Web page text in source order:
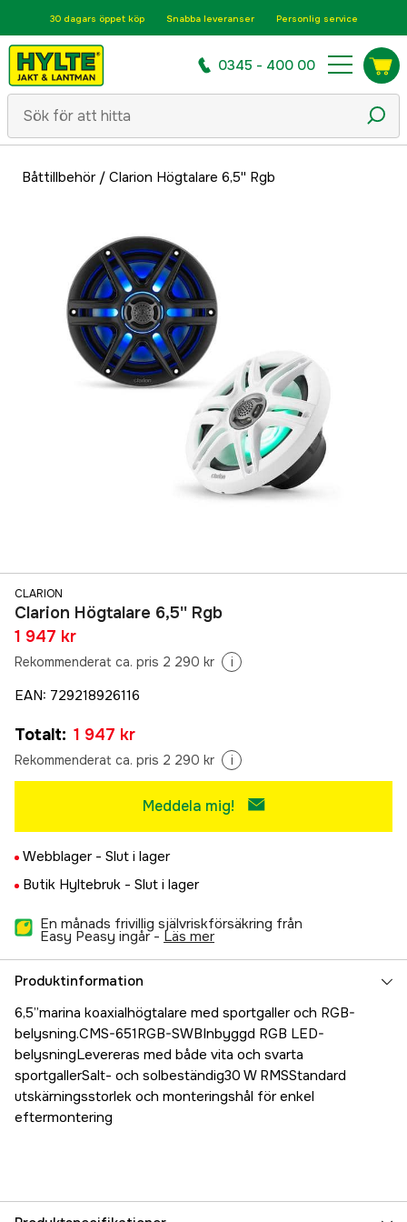
30 dagars öppet köp Snabba leveranser Personlig service
0345 - 400 00
Båttillbehör/ Clarion Högtalare 6,5'' Rgb
CLARION
Clarion Högtalare 6,5'' Rgb
1 947 kr
Rekommenderat ca. pris 2 290 kr i
EAN: 729218926116
Totalt: 1 947 kr
Rekommenderat ca. pris 2 290 kr i
Meddela mig!
Webblager - Slut i lager
Butik Hyltebruk - Slut i lager
En månads frivillig självriskförsäkring från
Easy Peasy ingår - läs mer
Produktinformation
6,5”marina koaxialhögtalare med sportgaller och RGB-
belysning.CMS-651RGB-SWBInbyggd RGB LED-
belysningLevereras med både vita och svarta
sportgallerSalt- och solbeständig30 W RMSStandard
utskärningsstorlek och monteringshål för enkel
eftermontering